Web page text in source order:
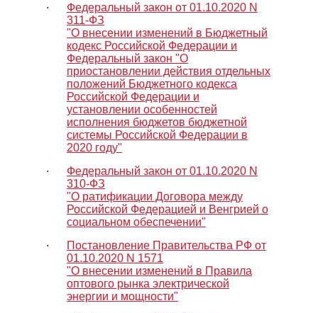
∙
Федеральный закон от 01.10.2020 N
311-ФЗ
"О внесении изменений в Бюджетный
кодекс Российской Федерации и
Федеральный закон "О
приостановлении действия отдельных
положений Бюджетного кодекса
Российской Федерации и
установлении особенностей
исполнения бюджетов бюджетной
системы Российской Федерации в
2020 году"
∙
Федеральный закон от 01.10.2020 N
310-ФЗ
"О ратификации Договора между
Российской Федерацией и Венгрией о
социальном обеспечении"
∙
Постановление Правительства РФ от
01.10.2020 N 1571
"О внесении изменений в Правила
оптового рынка электрической
энергии и мощности"